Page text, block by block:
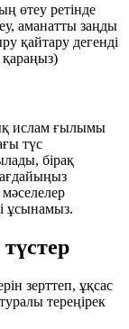
өтеу ретінде
аманатты заңды
қайтару дегенді
ислам ғылымы
түс
бірақ
ұсынамыз.
зерттеп, ұқсас
тереңірек